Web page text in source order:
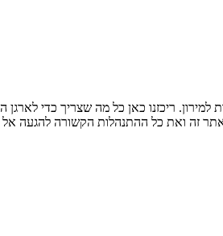
ריכזנו כאן כל מה שצריך כדי
זה ואת כל ההתנהלות הקשורה להגעה אל